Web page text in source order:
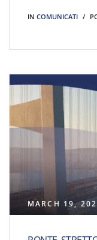
IN COMUNICATI
MARCH 19,